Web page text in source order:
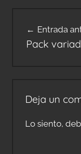
de
entradas
Entrada
Pack
Deja un
Lo siento,